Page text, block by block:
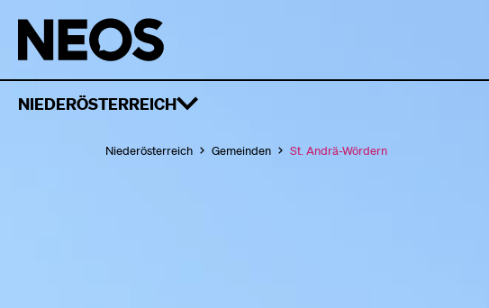
NIEDERÖSTERREICH
Niederösterreich Gemeinden St. Andrä-Wördern